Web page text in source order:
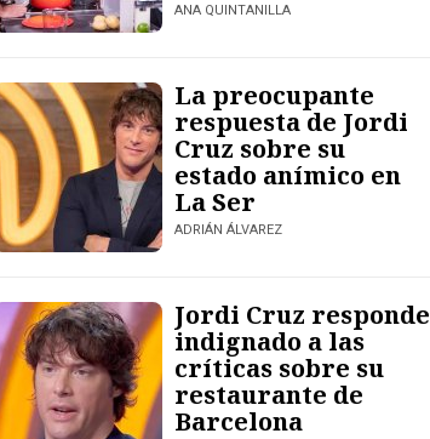
ANA QUINTANILLA
La preocupante
respuesta de Jordi
Cruz sobre su
estado anímico en
La Ser
ADRIÁN ÁLVAREZ
Jordi Cruz responde
indignado a las
críticas sobre su
restaurante de
Barcelona